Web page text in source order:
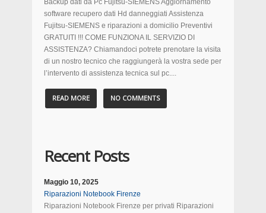
Backup dati da Pc Fujitsu-SIEMENS Aggiornamento
software recupero dati Hd danneggiati Assistenza
Fujitsu-SIEMENS e riparazioni a domicilio Preventivi
GRATUITI !!! COME FUNZIONA IL SERVIZIO DI
ASSISTENZA? Chiamandoci potrete prenotare la visita
di un nostro tecnico che raggiungerà la vostra sede per
l’intervento di assistenza tecnica sul pc....
READ MORE NO COMMENTS
Recent Posts
Maggio 10, 2025
Riparazioni Notebook Firenze
Riparazioni Notebook Firenze per privati Riparazioni